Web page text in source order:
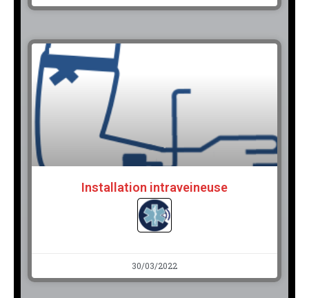
Installation intraveineuse
30/03/2022